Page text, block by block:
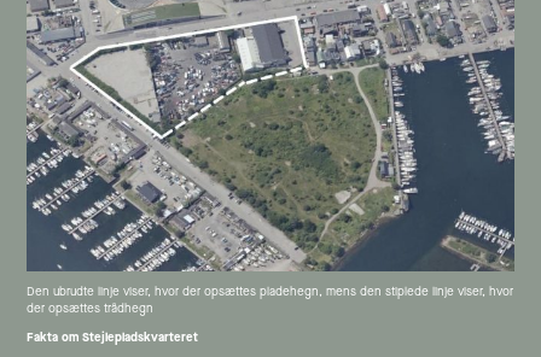
Den ubrudte linje viser, hvor der opsættes pladehegn, mens den stiplede linje viser, hvor
der opsættes trådhegn
Fakta om Stejlepladskvarteret